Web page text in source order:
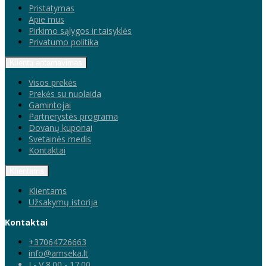
Pristatymas
Apie mus
Pirkimo sąlygos ir taisyklės
Privatumo politika
Visos prekės
Prekės su nuolaida
Gamintojai
Partnerystės programa
Dovanų kuponai
Svetainės medis
Kontaktai
Klientams
Užsakymų istorija
Kontaktai
+37064726663
info@amseka.lt